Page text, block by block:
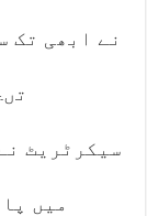
نے ابھی تک
سیکرٹریٹ
میں